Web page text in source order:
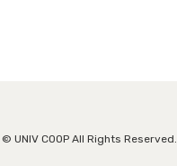
UNIV COOP All Rights Reserved.